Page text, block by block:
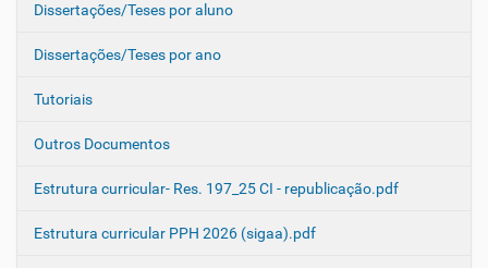
Dissertações/Teses por aluno
Dissertações/Teses por ano
Tutoriais
Outros Documentos
Estrutura curricular- Res. 197_25 CI - republicação.pdf
Estrutura curricular PPH 2026 (sigaa).pdf